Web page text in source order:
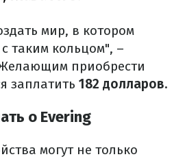
мир, в котором
таким кольцом", –
приобрести
заплатить 182 долларов.
о Evering
могут не только